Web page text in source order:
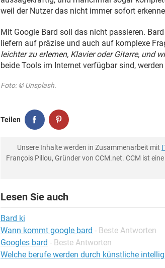
weil der Nutzer das nicht immer sofort
Mit Google Bard soll das nicht passieren.
liefern auf präzise und auch auf komplexe
leichter zu erlernen, Klavier oder Gitarre, und
beide Tools im Internet verfügbar sind,
Foto: © Unsplash.
Teilen
Unsere Inhalte werden in Zusammenarbeit mit
François Pillou, Gründer von CCM.net. CCM ist
Lesen Sie auch
Bard ki
Wann kommt google bard - Beste Antworten
Googles bard - Beste Antworten
Welche berufe werden durch künstliche